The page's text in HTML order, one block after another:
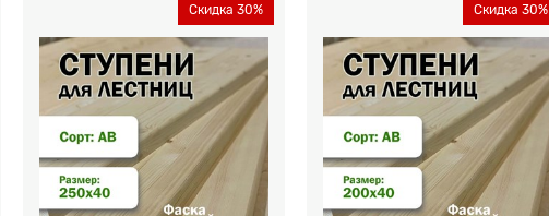
Скидка 30% Скидка 30%